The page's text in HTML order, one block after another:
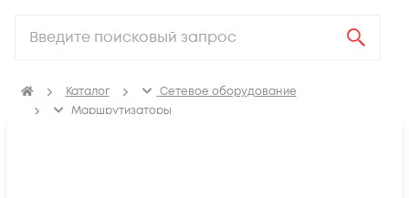
Каталог
Сетевое оборудование
Маршрутизаторы